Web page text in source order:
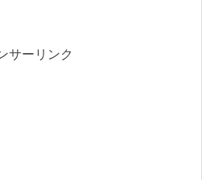
サーリンク